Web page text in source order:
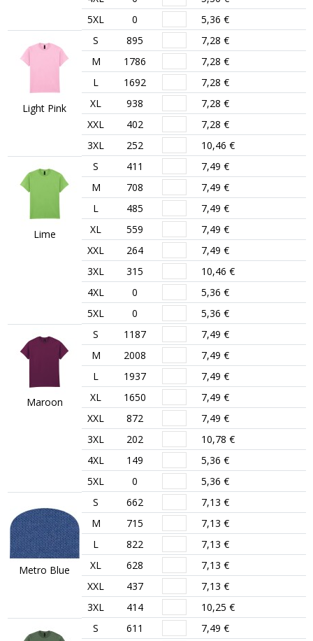
5XL
0 5,36 €
Light Pink
S 895
7,28 €
M
1786
7,28 €
L
1692
7,28 €
XL
938
7,28 €
XXL
402
7,28 €
3XL
252 10,46 €
Lime
S 411
7,49 €
M
708
7,49 €
L
485
7,49 €
XL
559
7,49 €
XXL
264
7,49 €
3XL
315
10,46 €
4XL
0
5,36 €
5XL
0 5,36 €
Maroon
S 1187
7,49 €
M
2008
7,49 €
L
1937
7,49 €
XL
1650
7,49 €
XXL
872
7,49 €
3XL
202
10,78 €
4XL
149
5,36 €
5XL
0 5,36 €
Metro Blue
S 662
7,13 €
M
715
7,13 €
L
822
7,13 €
XL
628
7,13 €
XXL
437
7,13 €
3XL
414 10,25 €
S 611
7,49 €